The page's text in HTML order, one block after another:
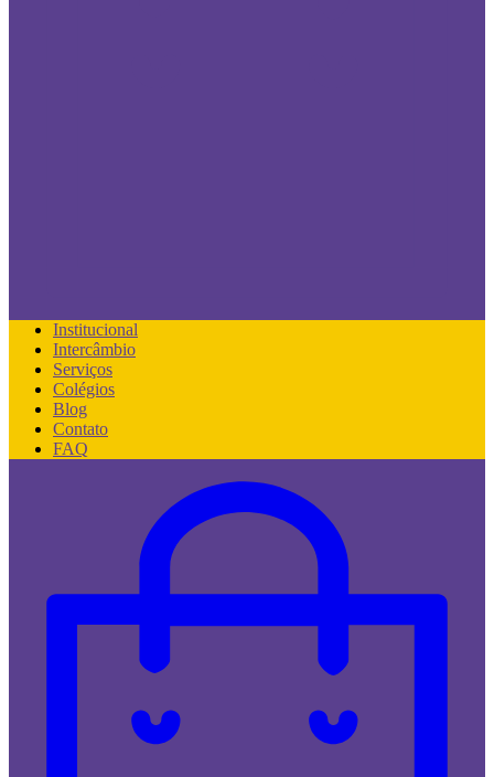
Institucional
Intercâmbio
Serviços
Colégios
Blog
Contato
FAQ